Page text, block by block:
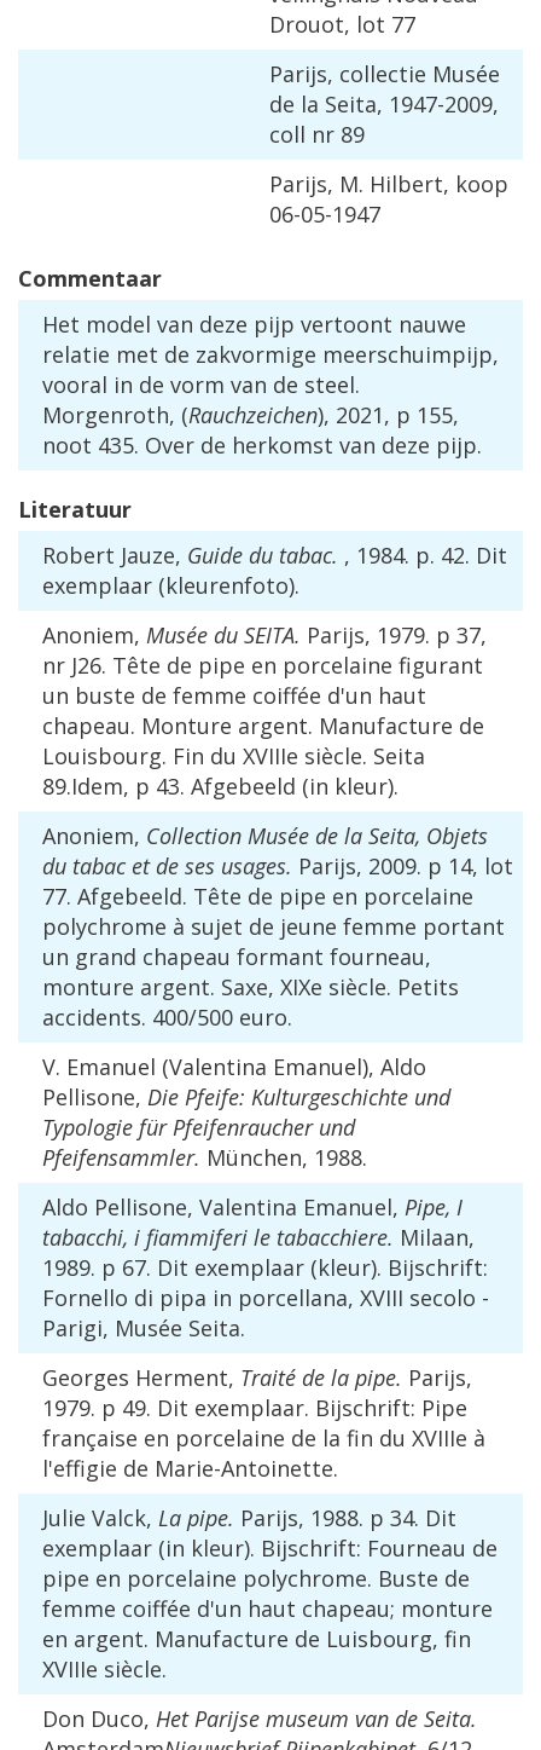
Drouot, lot 77
Parijs, collectie Musée
de la Seita, 1947-2009,
coll nr 89
Parijs, M. Hilbert, koop
06-05-1947
Commentaar
Het model van deze pijp vertoont nauwe
relatie met de zakvormige meerschuimpijp,
vooral in de vorm van de steel.
Morgenroth, (Rauchzeichen), 2021, p 155,
noot 435. Over de herkomst van deze pijp.
Literatuur
Robert Jauze, Guide du tabac. , 1984. p. 42. Dit
exemplaar (kleurenfoto).
Anoniem, Musée du SEITA. Parijs, 1979. p 37,
nr J26. Tête de pipe en porcelaine figurant
un buste de femme coiffée d'un haut
chapeau. Monture argent. Manufacture de
Louisbourg. Fin du XVIIIe siècle. Seita
89.Idem, p 43. Afgebeeld (in kleur).
Anoniem, Collection Musée de la Seita, Objets
du tabac et de ses usages. Parijs, 2009. p 14, lot
77. Afgebeeld. Tête de pipe en porcelaine
polychrome à sujet de jeune femme portant
un grand chapeau formant fourneau,
monture argent. Saxe, XIXe siècle. Petits
accidents. 400/500 euro.
V. Emanuel (Valentina Emanuel), Aldo
Pellisone, Die Pfeife: Kulturgeschichte und
Typologie für Pfeifenraucher und
Pfeifensammler. München, 1988.
Aldo Pellisone, Valentina Emanuel, Pipe, I
tabacchi, i fiammiferi le tabacchiere. Milaan,
1989. p 67. Dit exemplaar (kleur). Bijschrift:
Fornello di pipa in porcellana, XVIII secolo -
Parigi, Musée Seita.
Georges Herment, Traité de la pipe. Parijs,
1979. p 49. Dit exemplaar. Bijschrift: Pipe
française en porcelaine de la fin du XVIIIe à
l'effigie de Marie-Antoinette.
Julie Valck, La pipe. Parijs, 1988. p 34. Dit
exemplaar (in kleur). Bijschrift: Fourneau de
pipe en porcelaine polychrome. Buste de
femme coiffée d'un haut chapeau; monture
en argent. Manufacture de Luisbourg, fin
XVIIIe siècle.
Don Duco, Het Parijse museum van de Seita.